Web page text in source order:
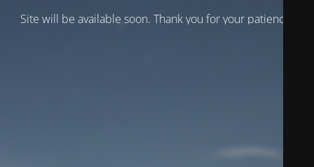
Site will be available soon. Thank you for your patience!